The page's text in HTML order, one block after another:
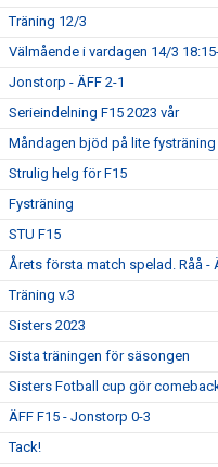
Träning 12/3
Välmående i vardagen 14/3
Jonstorp - ÄFF 2-1
Serieindelning F15 2023 vår
Måndagen bjöd på lite
Strulig helg för F15
Fysträning
STU F15
Årets första match spelad. Råå -
Träning v.3
Sisters 2023
Sista träningen för säsongen
Sisters Fotball cup gör
ÄFF F15 - Jonstorp 0-3
Tack!